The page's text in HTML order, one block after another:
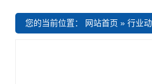
您的当前位置： 网站首页 » 行业